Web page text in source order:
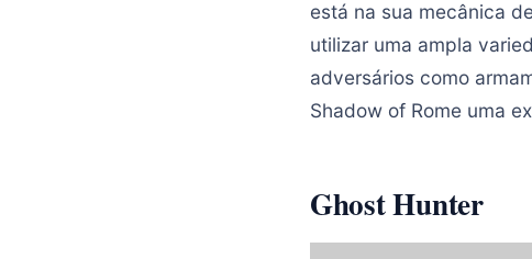
está na sua mecânica
utilizar uma ampla
adversários como
Shadow of Rome uma
Ghost Hunter